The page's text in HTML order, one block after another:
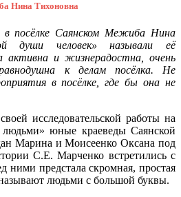
Нина Тихоновна
посёлке Саянском Межиба Нина
души человек» называли её
активна и жизнерадостна, очень
к делам посёлка. Не
в посёлке, где бы она не
исследовательской работы на
людьми» юные краеведы Саянской
Марина и Моисеенко Оксана под
С.Е. Марченко встретились с
предстала скромная, простая
людьми с большой буквы.